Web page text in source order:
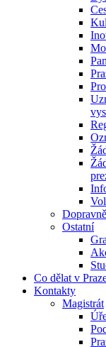
Ostatní
Co dělat v
Kontakty
Magistrát